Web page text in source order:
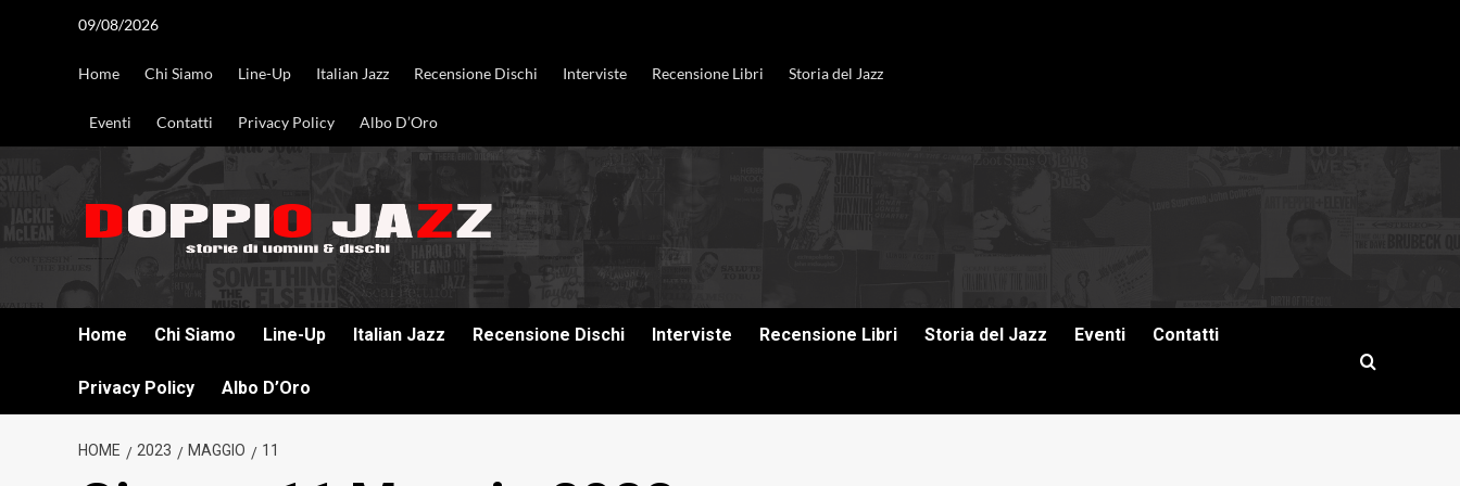
09/08/2026
Home Chi Siamo Line-Up Italian Jazz Recensione Dischi Interviste Recensione Libri Storia del Jazz
Eventi Contatti Privacy Policy Albo D’Oro
Home Chi Siamo Line-Up Italian Jazz Recensione Dischi Interviste Recensione Libri Storia del Jazz Eventi Contatti
Privacy Policy Albo D’Oro
HOME 2023 MAGGIO 11